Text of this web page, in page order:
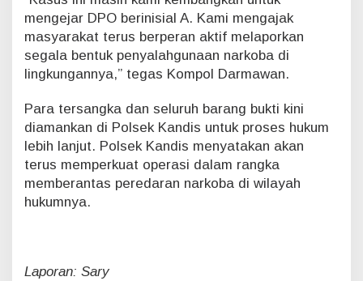
mengejar DPO berinisial A. Kami mengajak
masyarakat terus berperan aktif melaporkan
segala bentuk penyalahgunaan narkoba di
lingkungannya,” tegas Kompol Darmawan.
Para tersangka dan seluruh barang bukti kini
diamankan di Polsek Kandis untuk proses hukum
lebih lanjut. Polsek Kandis menyatakan akan
terus memperkuat operasi dalam rangka
memberantas peredaran narkoba di wilayah
hukumnya.
Laporan: Sary